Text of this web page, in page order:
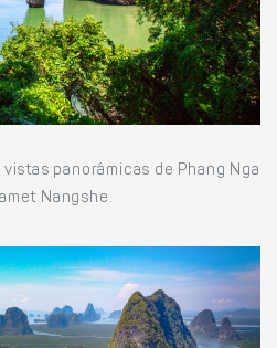
panorámicas de Phang Nga
Nangshe.